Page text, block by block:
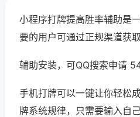
小程序打牌提高胜率辅助是
要的用户可通过正规渠道获取
辅助安装，可QQ搜索申请
手机打牌可以一键让你轻松
牌系统规律，只需要输入自